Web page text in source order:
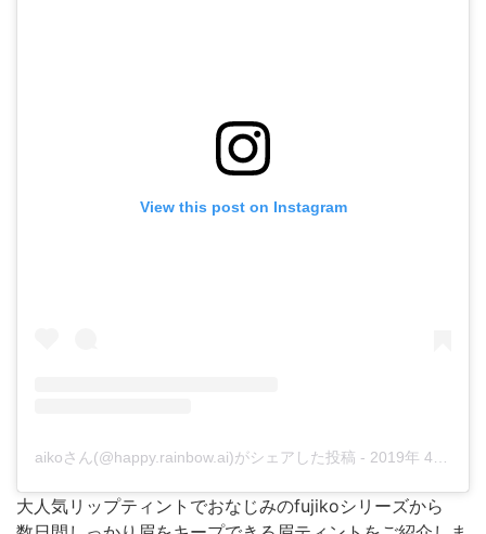
View this post on Instagram
aikoさん(@happy.rainbow.ai)がシェアした投稿 - 2019年 4月月15日午前12時40分PDT
大人気リップティントでおなじみのfujikoシリーズから